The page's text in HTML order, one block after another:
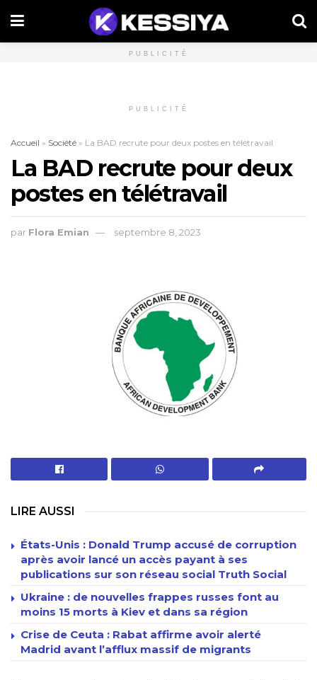
PUBLICITÉ
PUBLICITÉ
Accueil » Société » La BAD recrute pour deux postes en télétravail
La BAD recrute pour deux
postes en télétravail
par Flora Emian septembre 8, 2023
LIRE AUSSI
États-Unis : Donald Trump accusé de corruption
après avoir lancé un accès payant à ses
publications sur son réseau social Truth Social
Ukraine : de nouvelles frappes russes font au
moins 15 morts à Kiev et dans sa région
Crise de Ceuta : Rabat affirme avoir alerté
Madrid avant l’afflux massif de migrants